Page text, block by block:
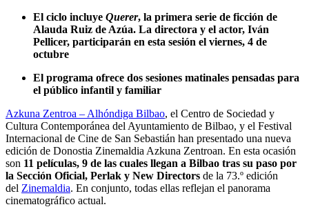
El ciclo incluye Querer, la primera serie de ficción de
Alauda Ruiz de Azúa. La directora y el actor, Iván
Pellicer, participarán en esta sesión el viernes, 4 de
octubre
El programa ofrece dos sesiones matinales pensadas para
el público infantil y familiar
Azkuna Zentroa – Alhóndiga Bilbao, el Centro de Sociedad y
Cultura Contemporánea del Ayuntamiento de Bilbao, y el Festival
Internacional de Cine de San Sebastián han presentado una nueva
edición de Donostia Zinemaldia Azkuna Zentroan. En esta ocasión
son 11 películas, 9 de las cuales llegan a Bilbao tras su paso por
la Sección Oficial, Perlak y New Directors de la 73.º edición
del Zinemaldia. En conjunto, todas ellas reflejan el panorama
cinematográfico actual.